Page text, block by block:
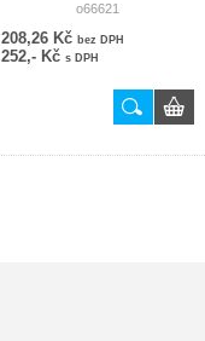
o66621
208,26 Kč bez DPH
252,- Kč s DPH